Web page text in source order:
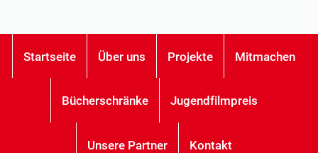
Startseite Über uns Projekte Mitmachen
Bücherschränke Jugendfilmpreis
Unsere Partner Kontakt